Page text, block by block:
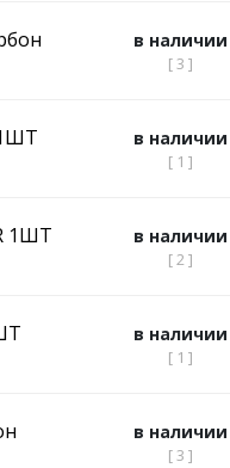
в наличии
[ 3 ]
в наличии
[ 1 ]
1ШТ в наличии
[ 2 ]
в наличии
[ 1 ]
в наличии
[ 3 ]